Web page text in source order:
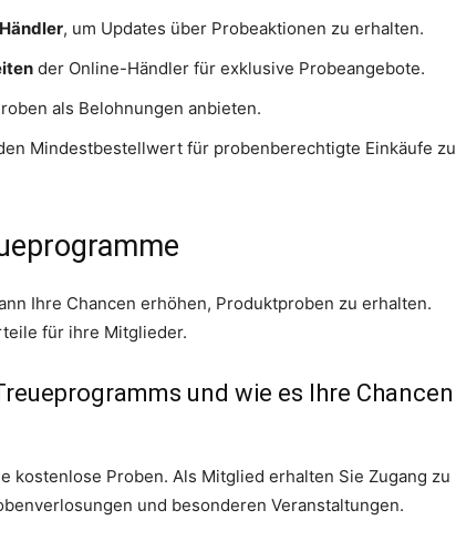
, um Updates über Probeaktionen zu erhalten.
der Online-Händler für exklusive Probeangebote.
als Belohnungen anbieten.
Mindestbestellwert für probenberechtigte Einkäufe zu
Ihre Chancen erhöhen, Produktproben zu erhalten.
für ihre Mitglieder.
und wie es Ihre Chancen
kostenlose Proben. Als Mitglied erhalten Sie Zugang zu
und besonderen Veranstaltungen.